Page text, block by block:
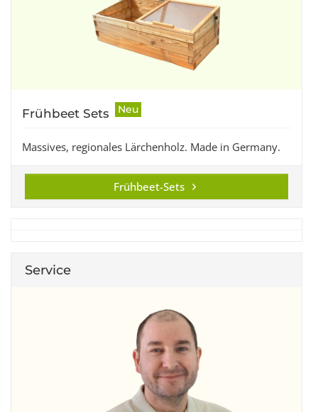
Frühbeet Sets Neu
Massives, regionales Lärchenholz. Made in Germany.
Frühbeet-Sets
Service